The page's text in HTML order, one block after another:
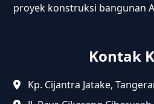
proyek konstruksi bangunan
Kontak
Kp. Cijantra Jatake,